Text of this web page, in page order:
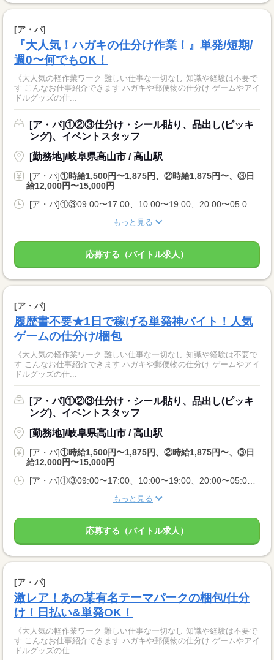
[ア・パ]
『大人気！ハガキの仕分け作業！』単発/短期/
週0〜何でもOK！
《大人気の軽作業ワーク 難しい仕事な一切なし 知識や経験は不要で
す こんなお仕事紹介できます ハガキや郵便物の仕分け ゲームやアイ
ドルグッズの仕...
[ア・パ]①②③仕分け・シール貼り、品出し(ピッキ
ング)、イベントスタッフ
[勤務地]/岐阜県高山市 / 高山駅
[ア・パ]①時給1,500円〜1,875円、②時給1,875円〜、③日
給12,000円〜15,000円
もっと見る
応募する（バイトル求人）
[ア・パ]
履歴書不要★1日で稼げる単発神バイト！人気
ゲームの仕分け/梱包
《大人気の軽作業ワーク 難しい仕事な一切なし 知識や経験は不要で
す こんなお仕事紹介できます ハガキや郵便物の仕分け ゲームやアイ
ドルグッズの仕...
[ア・パ]①②③仕分け・シール貼り、品出し(ピッキ
ング)、イベントスタッフ
[勤務地]/岐阜県高山市 / 高山駅
[ア・パ]①時給1,500円〜1,875円、②時給1,875円〜、③日
給12,000円〜15,000円
もっと見る
応募する（バイトル求人）
[ア・パ]
激レア！あの某有名テーマパークの梱包/仕分
け！日払い&単発OK！
《大人気の軽作業ワーク 難しい仕事な一切なし 知識や経験は不要で
す こんなお仕事紹介できます ハガキや郵便物の仕分け ゲームやアイ
ドルグッズの仕...